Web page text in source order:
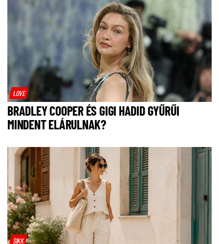
LOVE
BRADLEY COOPER ÉS GIGI HADID GYŰRŰI
MINDENT ELÁRULNAK?
SIKK